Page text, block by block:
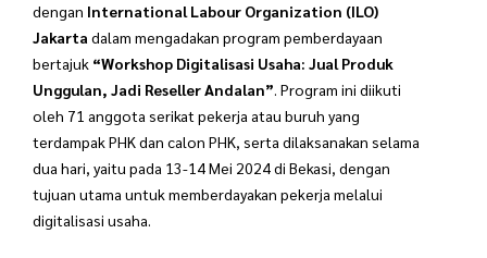
dengan International Labour Organization (ILO)
Jakarta dalam mengadakan program pemberdayaan
bertajuk “Workshop Digitalisasi Usaha: Jual Produk
Unggulan, Jadi Reseller Andalan”. Program ini diikuti
oleh 71 anggota serikat pekerja atau buruh yang
terdampak PHK dan calon PHK, serta dilaksanakan selama
dua hari, yaitu pada 13-14 Mei 2024 di Bekasi, dengan
tujuan utama untuk memberdayakan pekerja melalui
digitalisasi usaha.